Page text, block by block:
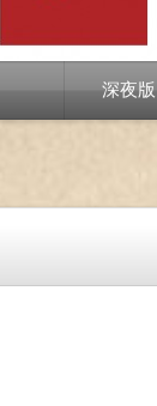
深夜版